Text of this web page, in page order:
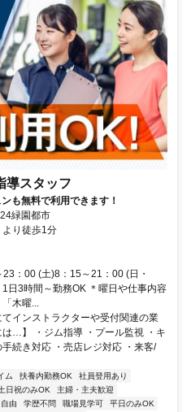
導スタッフ
も無料で利用できます！
緑園都市
り徒歩1分
：00 (土)8：15～21：00 (日・
日3時間～勤務OK ＊曜日や仕事内容
木曜...
インストラクターや受付関連の業
…】 ・ジム指導 ・プール監視 ・キ
続き対応 ・売店レジ対応 ・来客/
ム 扶養内勤務OK
社員登用あり
日祝のみOK
主婦・主夫歓迎
由 学歴不問 職場見学可
平日のみOK